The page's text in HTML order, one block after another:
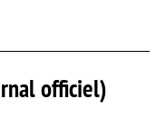
officiel)